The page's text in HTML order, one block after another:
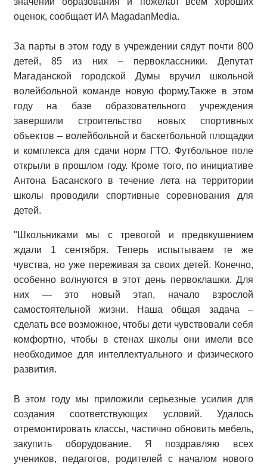
оценок, сообщает ИА MagadanMedia.
За парты в этом году в учреждении сядут почти 800
детей, 85 из них – первоклассники. Депутат
Магаданской городской Думы вручил школьной
волейбольной команде новую форму.Также в этом
году на базе образовательного учреждения
завершили строительство новых спортивных
объектов – волейбольной и баскетбольной площадки
и комплекса для сдачи норм ГТО. Футбольное поле
открыли в прошлом году. Кроме того, по инициативе
Антона Басанского в течение лета на территории
школы проводили спортивные соревнования для
детей.
"Школьниками мы с тревогой и предвкушением
ждали 1 сентября. Теперь испытываем те же
чувства, но уже переживая за своих детей. Конечно,
особенно волнуются в этот день первоклашки. Для
них — это новый этап, начало взрослой
самостоятельной жизни. Наша общая задача –
сделать все возможное, чтобы дети чувствовали себя
комфортно, чтобы в стенах школы они имели все
необходимое для интеллектуального и физического
развития.
В этом году мы приложили серьезные усилия для
создания соответствующих условий. Удалось
отремонтировать классы, частично обновить мебель,
закупить оборудование. Я поздравляю всех
учеников, педагогов, родителей с началом нового